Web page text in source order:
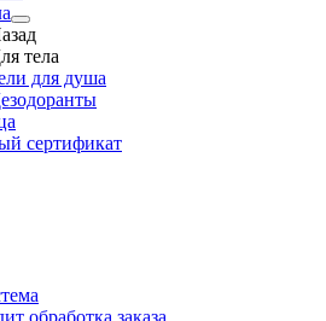
тела
для душа
сертификат
обработка заказа